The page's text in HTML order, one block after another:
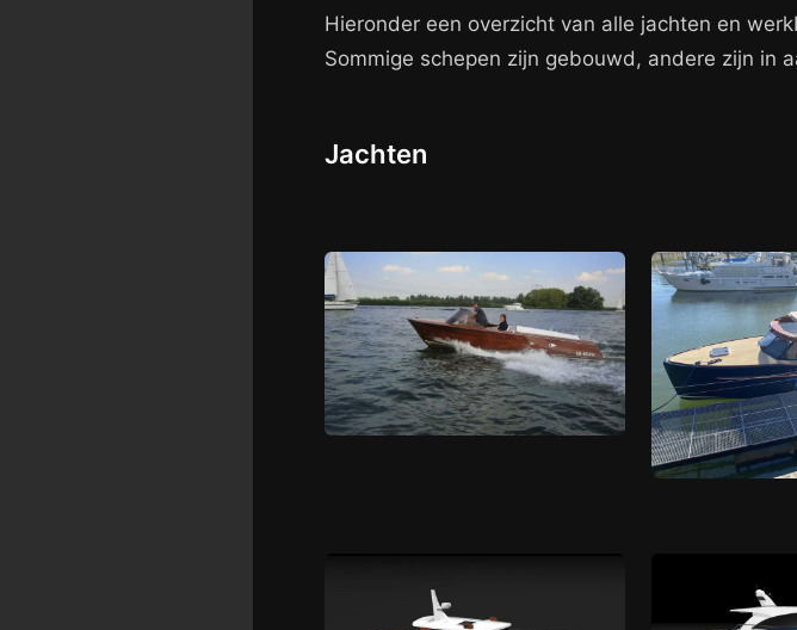
Hieronder een overzicht van alle jachten en
Sommige schepen zijn gebouwd, andere zijn in
Jachten